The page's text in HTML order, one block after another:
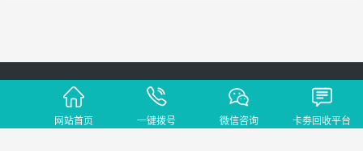
Copyright © 2002-2021 卡劵回收平台 版权所有 网站备案号：
蜀ICP备
2021028094号-4
网站首页
一键拨号 微信咨询 卡劵回收平台